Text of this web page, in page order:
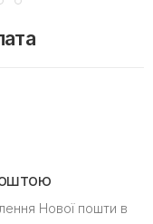
Нової пошти в